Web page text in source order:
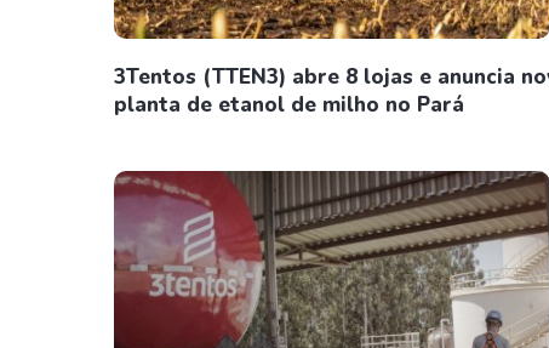
3Tentos (TTEN3) abre 8 lojas e anuncia
planta de etanol de milho no Pará